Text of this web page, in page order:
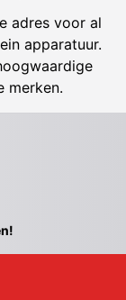
adres voor al
apparatuur.
merken.